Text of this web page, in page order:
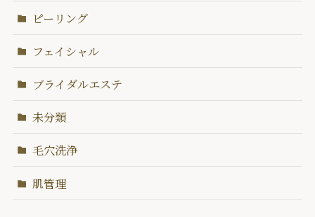
ピーリング
フェイシャル
ブライダルエステ
未分類
毛穴洗浄
肌管理